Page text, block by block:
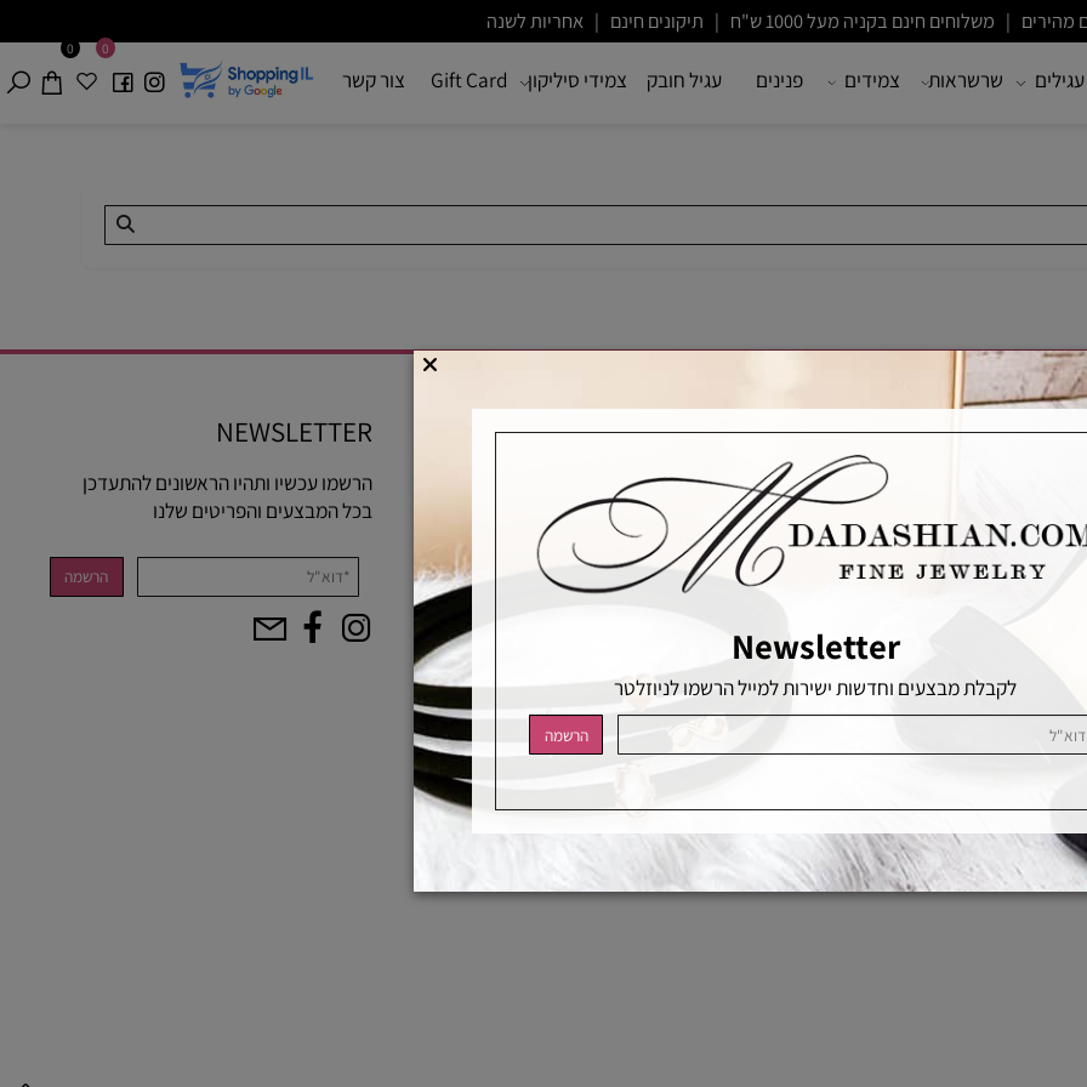
חינם בקניה מעל 1000 ש"ח | תיקונים חינם | אחריות לשנה
0 0
שרשראות צמידים פנינים עגיל חובק צמידי סיליקון Gift Card צור קשר
מייל:m@mdadashian.com
054-5343182
054-5343182
NEWSLETTER
הרשמו עכשיו ותהיו הראשונים להתעדכן
בניית אתרים
Newsletter
לקבלת מבצעים וחדשות ישירות למייל הרשמו לניוזלטר